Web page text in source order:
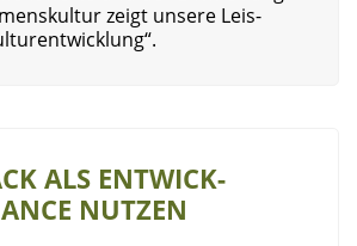
zeigt unse­re Leis­
ALS ENT­WICK­
NUTZEN